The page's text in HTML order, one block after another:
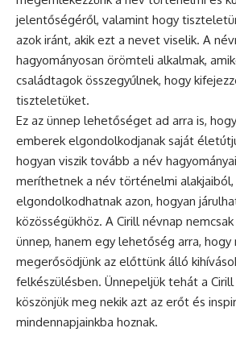
jelentőségéről, valamint hogy
azok iránt, akik ezt a nevet viselik. A
hagyományosan örömteli alkalmak,
családtagok összegyűlnek, hogy
tiszteletüket.
Ez az ünnep lehetőséget ad arra is,
emberek elgondolkodjanak saját
hogyan viszik tovább a név
meríthetnek a név történelmi alakjaiból,
elgondolkodhatnak azon, hogyan
közösségükhöz. A Cirill névnap
ünnep, hanem egy lehetőség arra, hogy
megerősödjünk az előttünk álló
felkészülésben. Ünnepeljük tehát a
köszönjük meg nekik azt az erőt és
mindennapjainkba hoznak.